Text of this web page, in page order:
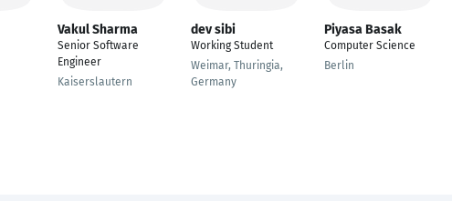
Vakul Sharma
Senior Software
Engineer
Kaiserslautern
dev sibi
Working Student
Weimar, Thuringia,
Germany
Piyasa Basak
Computer Science
Berlin